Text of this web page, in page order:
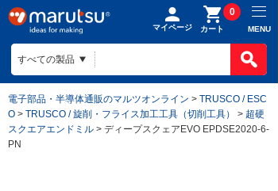
マイページ カート
0
MENU
電子部品・半導体通販のマルツオンライン > TRUSCO / ESC
O > TRUSCO / 旋削・フライス加工工具（切削工具） > 超硬
スクエアエンドミル > ディープスクェアEVO EPDSE2020-6-
PN